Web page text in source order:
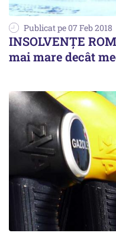
Publicat pe 07 Feb 2018
INSOLVENȚE
mai mare decât